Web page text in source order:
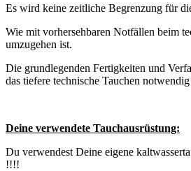
Es wird keine zeitliche Begrenzung für
Wie mit vorhersehbaren Notfällen beim
umzugehen ist.
Die grundlegenden Fertigkeiten und
das tiefere technische Tauchen
Deine verwendete Tauchausrüstung:
Du verwendest Deine eigene
!!!!